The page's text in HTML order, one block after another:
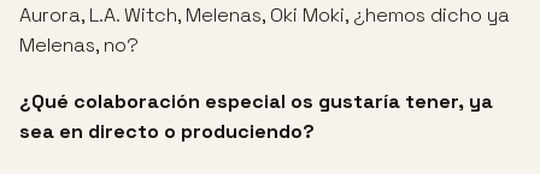
Aurora, L.A. Witch, Melenas, Oki Moki, ¿hemos dicho ya
Melenas, no?
¿Qué colaboración especial os gustaría tener, ya
sea en directo o produciendo?